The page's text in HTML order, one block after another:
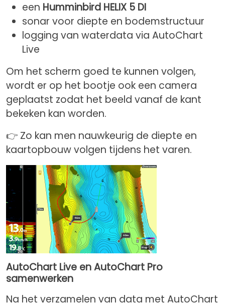
een Humminbird HELIX 5 DI
sonar voor diepte en bodemstructuur
logging van waterdata via AutoChart
Live
Om het scherm goed te kunnen volgen,
wordt er op het bootje ook een camera
geplaatst zodat het beeld vanaf de kant
bekeken kan worden.
👉 Zo kan men nauwkeurig de diepte en
kaartopbouw volgen tijdens het varen.
AutoChart Live en AutoChart Pro
samenwerken
Na het verzamelen van data met AutoChart